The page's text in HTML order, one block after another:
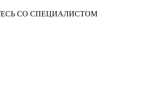
СО СПЕЦИАЛИСТОМ